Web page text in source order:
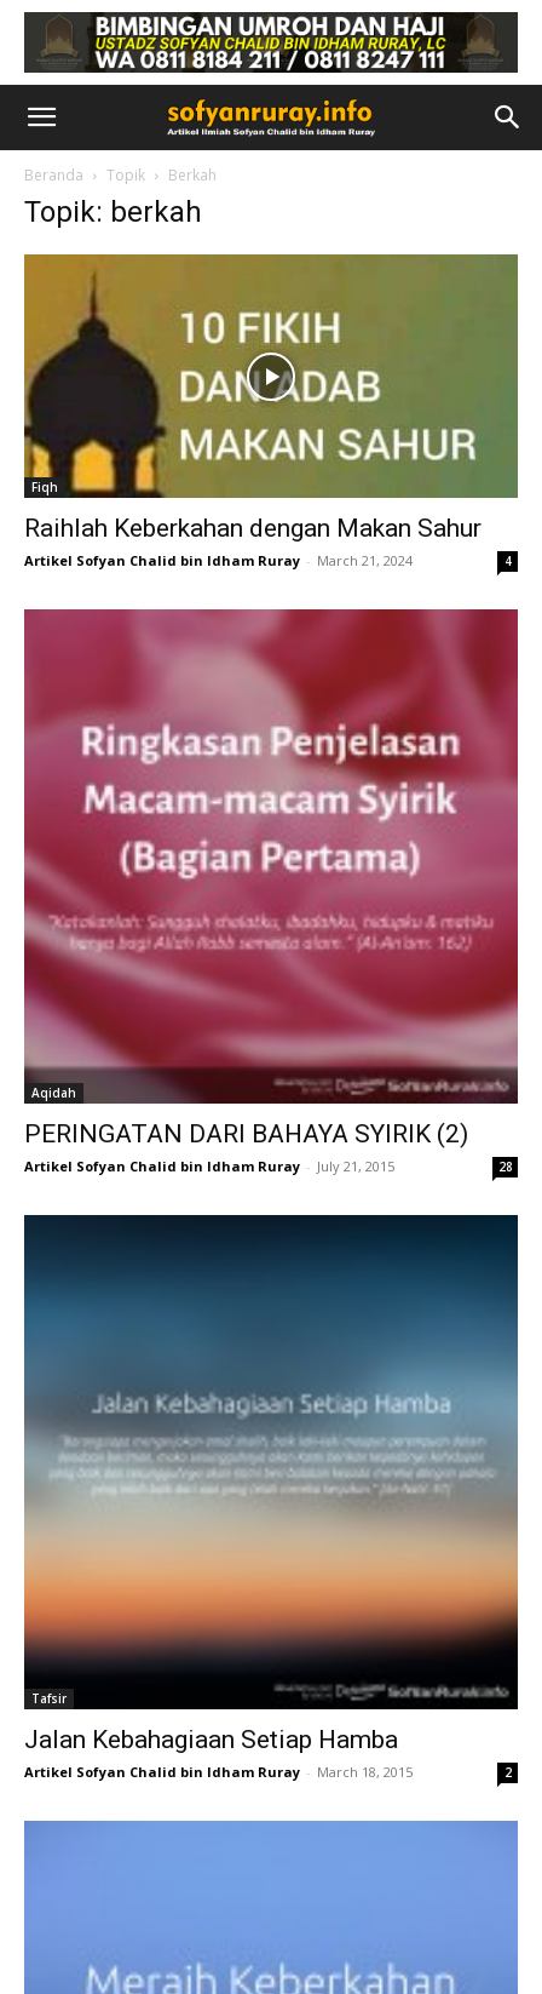
Beranda Topik Berkah
Topik: berkah
Fiqh
Raihlah Keberkahan dengan Makan Sahur
Artikel Sofyan Chalid bin Idham Ruray - March 21, 2024 4
Aqidah
PERINGATAN DARI BAHAYA SYIRIK (2)
Artikel Sofyan Chalid bin Idham Ruray - July 21, 2015 28
Tafsir
Jalan Kebahagiaan Setiap Hamba
Artikel Sofyan Chalid bin Idham Ruray - March 18, 2015 2